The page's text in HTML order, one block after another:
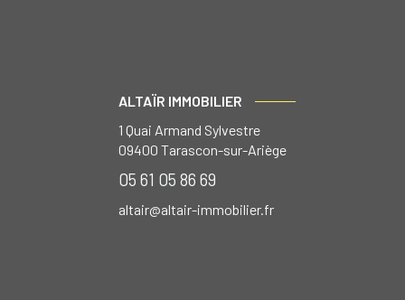
ALTAÏR IMMOBILIER
1 Quai Armand Sylvestre
09400 Tarascon-sur-Ariège
05 61 05 86 69
altair@altair-immobilier.fr